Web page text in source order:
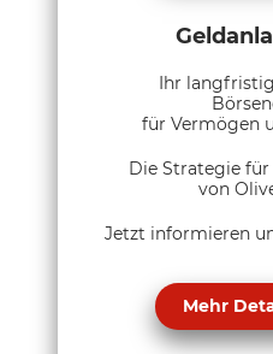
Ihr
für Vermögen
Die Strategie für
von
Jetzt informieren
Mehr